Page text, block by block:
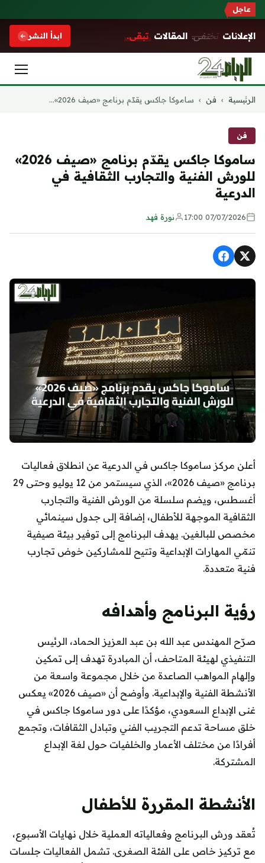
عاجل
الإعلانات تختفي. المقالات تبقى. ابدأ النشر
التجاوز
الرئيسية › فن › ساموكا جاكس يقدّم برنامج «صيف 2026»...
فن
ساموكا جاكس يقدّم برنامج «صيف 2026»
للورش الفنية والتجارب الثقافية في
الدرعية
07/07/2026 17:00 نورة فهد
أعلن مركز ساموكا جاكس في الدرعية عن انطلاق فعاليات
برنامج «صيف 2026»، الذي سيستمر من 12 يوليو وحتى 29
أغسطس، ويضم سلسلة من الورش الفنية والتجارب
الثقافية الموجهة للأطفال، إضافة إلى جدول سينمائي
مخصص للبالغين. يهدف البرنامج إلى توفير بيئة صيفية
تنمّي المهارات الإبداعية وتتيح للمشاركين خوض تجارب
فنية متعددة.
رؤية البرنامج وأهدافه
صرّح المهندس عبد الله بن عبد العزيز الحماد، الرئيس
التنفيذي لهيئة المتاحف، أن المبادرة تهدف إلى تمكين
وإلهام المواهب الصاعدة من خلال مجموعة واسعة من
الأنشطة الفنية والإبداعية. وأوضح أن «صيف 2026» يعكس
غنى الإبداع السعودي، مؤكدًا على دور ساموكا جاكس في
خلق مساحة تدعم التجريب الفني وتبادل الثقافات، وتجمع
أفرادًا من مختلف الأعمار والخلفيات حول لغة الإبداع
المشتركة.
الأنشطة المقررة للأطفال
تُعقد ورش البرنامج وفعالياته العملية خلال نهايات الأسبوع،
مع تركيز خاص على الفئة الصغرى. تشمل الفعاليات جلسات